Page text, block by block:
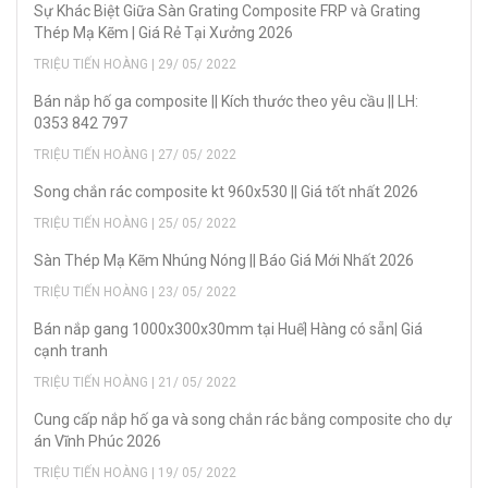
Sự Khác Biệt Giữa Sàn Grating Composite FRP và Grating
Thép Mạ Kẽm | Giá Rẻ Tại Xưởng 2026
TRIỆU TIẾN HOÀNG | 29/ 05/ 2022
Bán nắp hố ga composite || Kích thước theo yêu cầu || LH:
0353 842 797
TRIỆU TIẾN HOÀNG | 27/ 05/ 2022
Song chắn rác composite kt 960x530 || Giá tốt nhất 2026
TRIỆU TIẾN HOÀNG | 25/ 05/ 2022
Sàn Thép Mạ Kẽm Nhúng Nóng || Báo Giá Mới Nhất 2026
TRIỆU TIẾN HOÀNG | 23/ 05/ 2022
Bán nắp gang 1000x300x30mm tại Huế| Hàng có sẵn| Giá
cạnh tranh
TRIỆU TIẾN HOÀNG | 21/ 05/ 2022
Cung cấp nắp hố ga và song chắn rác bằng composite cho dự
án Vĩnh Phúc 2026
TRIỆU TIẾN HOÀNG | 19/ 05/ 2022